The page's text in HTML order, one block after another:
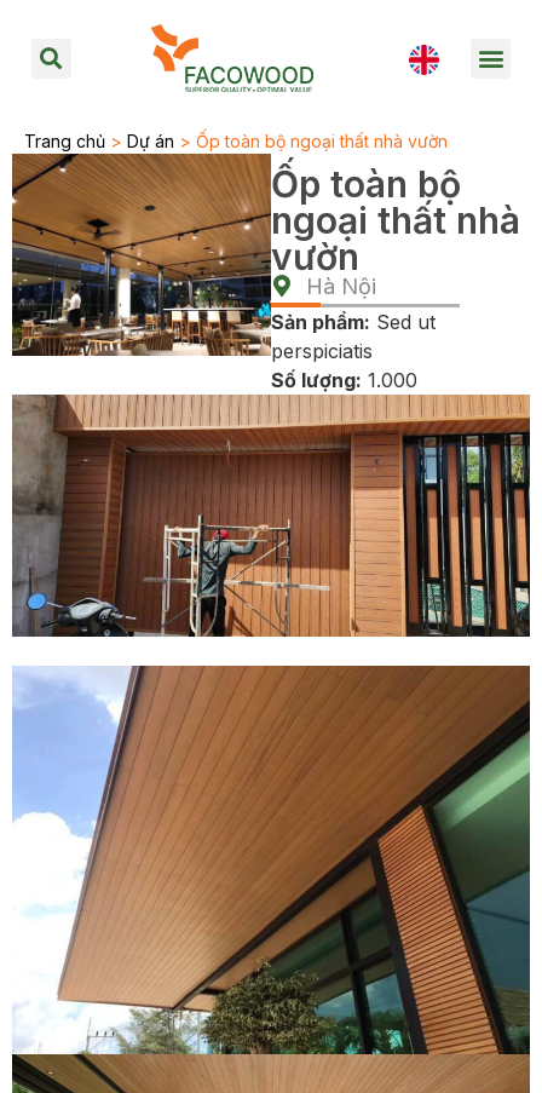
Trang chủ > Dự án > Ốp toàn bộ ngoại thất nhà vườn
Ốp toàn bộ
ngoại thất nhà
vườn
Hà Nội
Sản phẩm: Sed ut
perspiciatis
Số lượng: 1.000
Năm hoàn thành: 2022